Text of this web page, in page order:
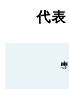
代表